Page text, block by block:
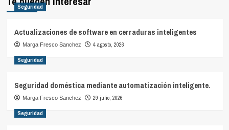
Seguridad
Actualizaciones de software en cerraduras inteligentes
Marga Fresco Sanchez 4 agosto, 2026
Seguridad
Seguridad doméstica mediante automatización inteligente.
Marga Fresco Sanchez 29 julio, 2026
Seguridad